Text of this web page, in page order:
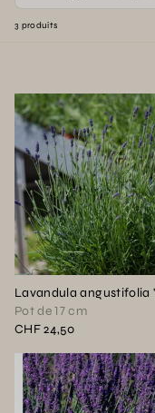
3 produits
Pot de 17 cm
CHF 24,50